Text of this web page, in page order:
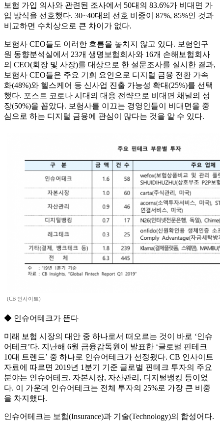
보험 가입 의사와 관련된 조사에서 50대의 83.6%가 비대면 가
입 방식을 선호했다. 30~40대의 선호 비중이 87%, 85%인 것과
비교하면 수치상으로 큰 차이가 없다.
보험사 CEO들도 이러한 흐름을 놓치지 않고 있다. 보험연구
원 동향분석실에서 23개 생명보험회사와 16개 손해보험회사
의 CEO(회장 및 사장)를 대상으로 한 설문조사를 실시한 결과,
보험사 CEO들은 주요 기회 요인으로 디지털 금융 전환 가속
화(48%)와 헬스케어 등 신사업 진출 가능성 확대(25%)를 선택
했다. 포스트 코로나 시대의 대응 전략으로 비대면 채널의 성
장(50%)을 꼽았다. 보험사를 이끄는 경영인들이 비대면을 중
심으로 하는 디지털 금융에 관심이 많다는 것을 알 수 있다.
(CB 인사이트)
◆ 인슈어테크가 뜬다
미래 보험 시장의 대안 중 하나로서 떠오르는 것이 바로 ‘인슈
어테크’다. 지난해 6월 금융감독원이 발표한 ‘글로벌 핀테크
10대 트렌드’ 중 하나로 인슈어테크가 선정됐다. CB 인사이트
자료에 따르면 2019년 1분기 기준 글로벌 핀테크 투자의 주요
분야는 인슈어테크, 자본시장, 자산관리, 디지털뱅킹 등이었
다. 이 가운데 인슈어테크는 전체 투자의 25%로 가장 큰 비중
을 차지했다.
인슈어테크는 보험(Insurance)과 기술(Technology)의 합성어다.